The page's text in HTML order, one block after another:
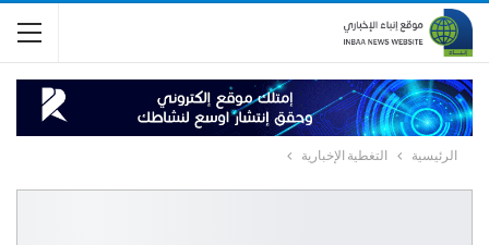
الرئيسية التغطية الإخبارية